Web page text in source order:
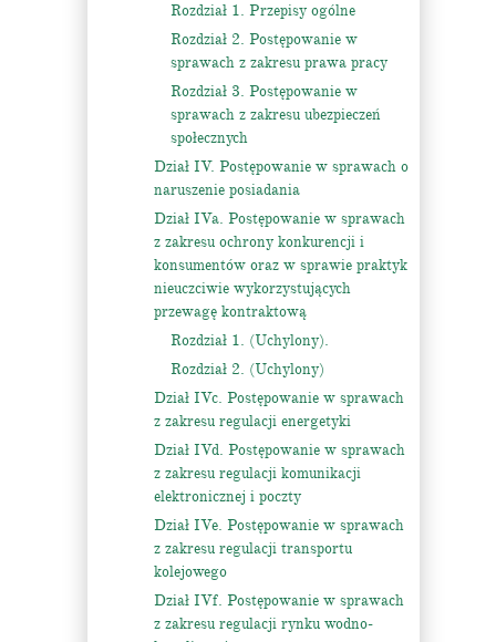
Rozdział 1. Przepisy ogólne
Rozdział 2. Postępowanie w
sprawach z zakresu prawa pracy
Rozdział 3. Postępowanie w
sprawach z zakresu ubezpieczeń
społecznych
Dział IV. Postępowanie w sprawach o
naruszenie posiadania
Dział IVa. Postępowanie w sprawach
z zakresu ochrony konkurencji i
konsumentów oraz w sprawie praktyk
nieuczciwie wykorzystujących
przewagę kontraktową
Rozdział 1. (Uchylony).
Rozdział 2. (Uchylony)
Dział IVc. Postępowanie w sprawach
z zakresu regulacji energetyki
Dział IVd. Postępowanie w sprawach
z zakresu regulacji komunikacji
elektronicznej i poczty
Dział IVe. Postępowanie w sprawach
z zakresu regulacji transportu
kolejowego
Dział IVf. Postępowanie w sprawach
z zakresu regulacji rynku wodno-